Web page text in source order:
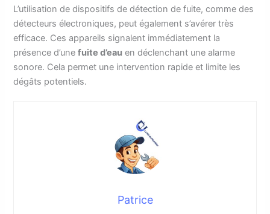
L’utilisation de dispositifs de détection de fuite, comme des
détecteurs électroniques, peut également s’avérer très
efficace. Ces appareils signalent immédiatement la
présence d’unefuite d’eau en déclenchant une alarme
sonore. Cela permet une intervention rapide et limite les
dégâts potentiels.
Patrice